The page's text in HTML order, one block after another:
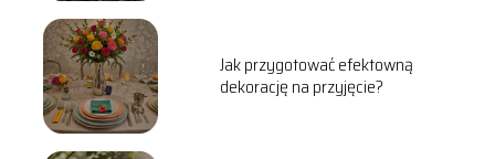
Jak przygotować efektowną
dekorację na przyjęcie?